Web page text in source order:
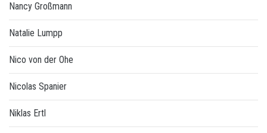
Nancy Großmann
Natalie Lumpp
Nico von der Ohe
Nicolas Spanier
Niklas Ertl